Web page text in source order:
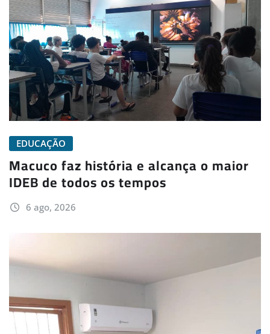
EDUCAÇÃO
Macuco faz história e alcança o maior
IDEB de todos os tempos
6 ago, 2026